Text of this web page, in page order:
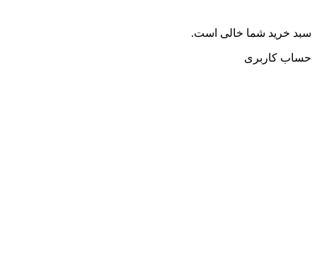
سبد خرید شما خالی است.
حساب کاربری